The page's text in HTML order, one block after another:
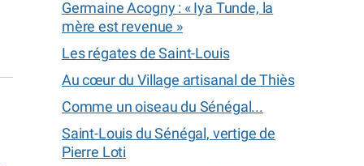
Germaine Acogny : « Iya Tunde, la
mère est revenue »
Les régates de Saint-Louis
Au cœur du Village artisanal de Thiès
Comme un oiseau du Sénégal...
Saint-Louis du Sénégal, vertige de
Pierre Loti